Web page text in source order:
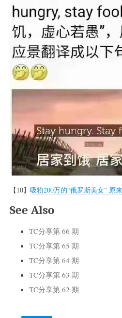
【10】 吸粉200万的“俄罗斯美女” 原
See Also
TC分享第 66 期
TC分享第 65 期
TC分享第 64 期
TC分享第 63 期
TC分享第 62 期